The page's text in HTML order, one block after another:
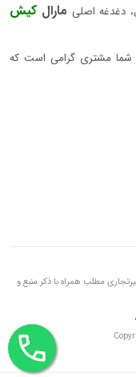
دغدغه اصلی مارال کیش
شما مشتری گرامی است که
مطلب همراه با ذکر منبع و